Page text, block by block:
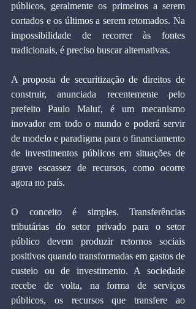
públicos, geralmente os primeiros a serem
cortados e os últimos a serem retomados. Na
impossibilidade de recorrer às fontes
tradicionais, é preciso buscar alternativas.
A proposta de securitização de direitos de
construir, anunciada recentemente pelo
prefeito Paulo Maluf, é um mecanismo
inovador em todo o mundo e poderá servir
de modelo e paradigma para o financiamento
de investimentos públicos em situações de
grave escassez de recursos, como ocorre
agora no país.
O conceito é simples. Transferências
tributárias do setor privado para o setor
público devem produzir retornos sociais
positivos quando transformadas em gastos de
custeio ou de investimento. A sociedade
recebe de volta, na forma de serviços
públicos, os recursos que transfere ao